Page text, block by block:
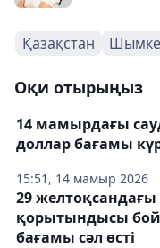
Қазақстан
Оқи отырыңыз
15:51, 14 мамыр 2026
14 мамырдағы
доллар бағамы
29 желтоқсандағы
қорытындысы
бағамы сәл өсті